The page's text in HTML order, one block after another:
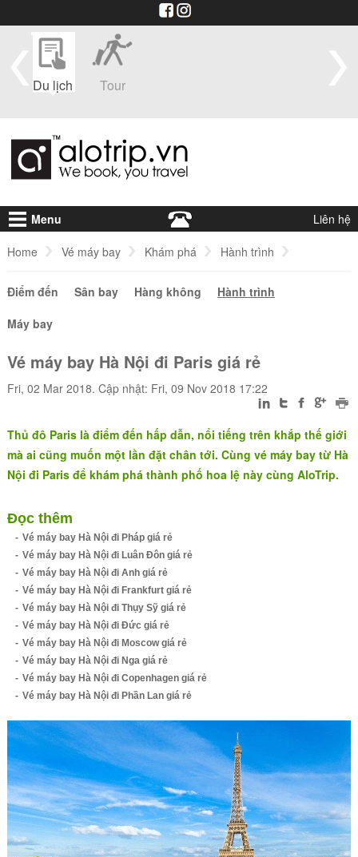
Du lịch Tour
Menu Liên hệ
Home Vé máy bay Khám phá Hành trình
Vé máy bay Hà Nội đi Paris giá rẻ
Điểm đến Sân bay Hàng không
Hành trình
Máy bay
Vé máy bay Hà Nội đi Paris giá rẻ
Fri, 02 Mar 2018. Cập nhật: Fri, 09 Nov 2018 17:22
Thủ đô Paris là điểm đến hấp dẫn, nổi tiếng trên khắp thế giới
mà ai cũng muốn một lần đặt chân tới. Cùng vé máy bay từ Hà
Nội đi Paris để khám phá thành phố hoa lệ này cùng AloTrip.
Đọc thêm
Vé máy bay Hà Nội đi Pháp giá rẻ
Vé máy bay Hà Nội đi Luân Đôn giá rẻ
Vé máy bay Hà Nội đi Anh giá rẻ
Vé máy bay Hà Nội đi Frankfurt giá rẻ
Vé máy bay Hà Nội đi Thụy Sỹ giá rẻ
Vé máy bay Hà Nội đi Đức giá rẻ
Vé máy bay Hà Nội đi Moscow giá rẻ
Vé máy bay Hà Nội đi Nga giá rẻ
Vé máy bay Hà Nội đi Copenhagen giá rẻ
Vé máy bay Hà Nội đi Phần Lan giá rẻ